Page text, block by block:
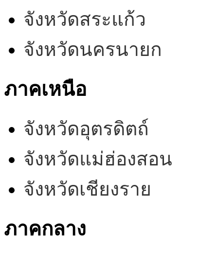
จังหวัดสระแก้ว
จังหวัดนครนายก
ภาคเหนือ
จังหวัดอุตรดิตถ์
จังหวัดแม่ฮ่องสอน
จังหวัดเชียงราย
ภาคกลาง